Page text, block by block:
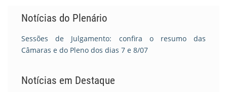
Notícias do Plenário
Sessões de Julgamento: confira o resumo das
Câmaras e do Pleno dos dias 7 e 8/07
Notícias em Destaque